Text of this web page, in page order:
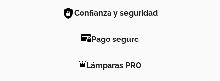
Confianza y seguridad
Pago seguro
Lámparas PRO